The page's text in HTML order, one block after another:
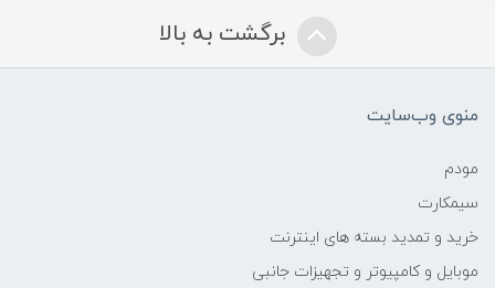
برگشت به بالا
منوی وب‌سایت
مودم
سیمکارت
خرید و تمدید بسته های اینترنت
موبایل و کامپیوتر و تجهیزات جانبی